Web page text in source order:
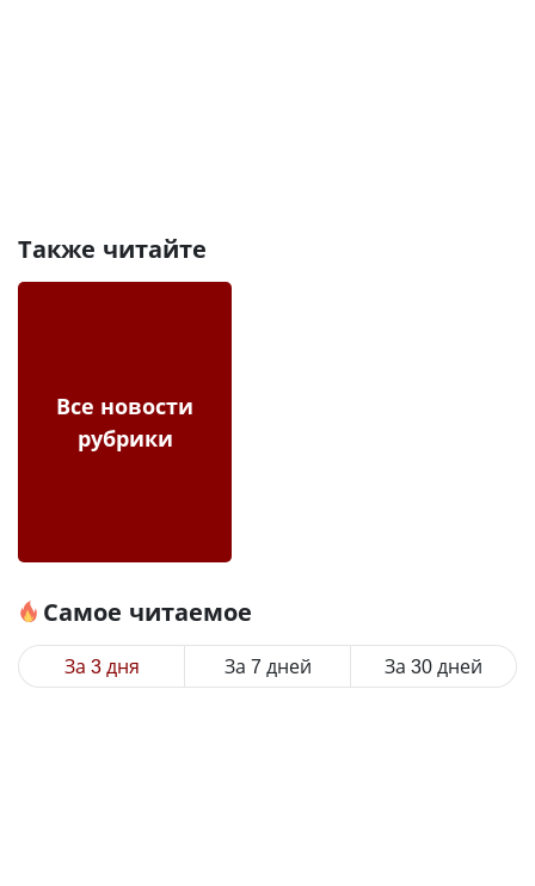
Также читайте
Все новости
рубрики
Самое читаемое
За 3 дня За 7 дней За 30 дней